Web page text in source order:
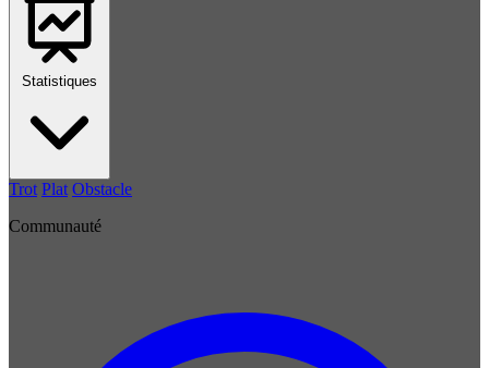
Statistiques
Trot Plat Obstacle
Communauté